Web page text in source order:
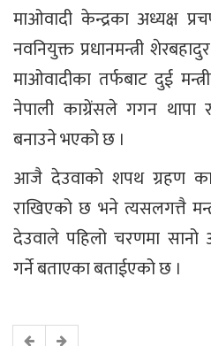
माओवादी केन्द्रका अध्यक्ष
नवनियुक्त प्रधानमन्त्री
माओवादीका तर्फबाट दुई
नेपाली काग्रेंसले गगन थापा
बनाउने भएको छ ।
आजै देउवाको शपथ ग्रहण
राखिएको छ भने त्यसलगत्तै
देउवाले पहिलो चरणमा सानो
गर्ने बताएका बताईएको छ ।